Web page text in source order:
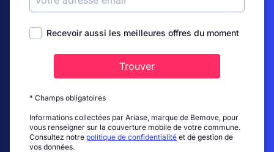
Recevoir aussi les meilleures offres du moment
Trouver
* Champs obligatoires
Informations collectées par Ariase, marque de Bemove, pour
vous renseigner sur la couverture mobile de votre commune.
Consultez notre politique de confidentialité et de gestion de
vos données.